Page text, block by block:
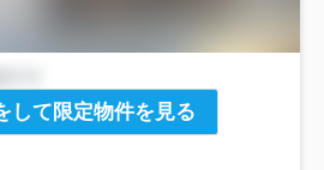
して限定物件を見る